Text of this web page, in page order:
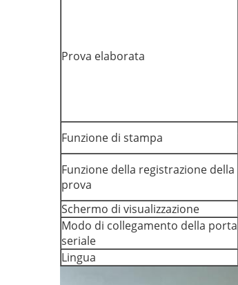
Prova elaborata
Funzione di stampa
Funzione della registrazione della
prova
Schermo di visualizzazione
Modo di collegamento della porta
seriale
Lingua